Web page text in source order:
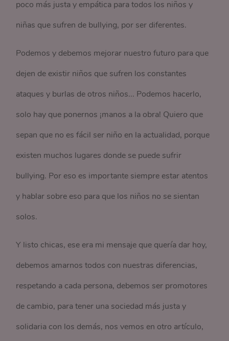
poco más justa y empática para todos los niños y
niñas que sufren de bullying, por ser diferentes.
Podemos y debemos mejorar nuestro futuro para que
dejen de existir niños que sufren los constantes
ataques y burlas de otros niños... Podemos hacerlo,
solo hay que ponernos ¡manos a la obra! Quiero que
sepan que no es fácil ser niño en la actualidad, porque
existen muchos lugares donde se puede sufrir
bullying. Por eso es importante siempre estar atentos
y hablar sobre eso para que los niños no se sientan
solos.
Y listo chicas, ese era mi mensaje que quería dar hoy,
debemos amarnos todos con nuestras diferencias,
respetando a cada persona, debemos ser promotores
de cambio, para tener una sociedad más justa y
solidaria con los demás, nos vemos en otro artículo,